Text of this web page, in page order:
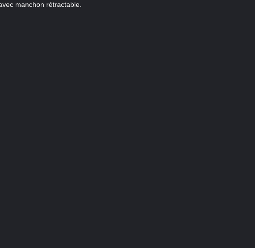
manchon rétractable.